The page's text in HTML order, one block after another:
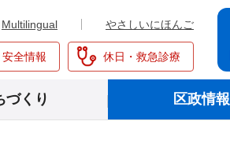
Multilingual やさしいにほんご
全情報 休日・救急診療
づくり 区政情報